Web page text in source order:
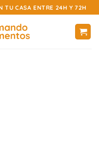
TU CASA ENTRE 24H Y 72H